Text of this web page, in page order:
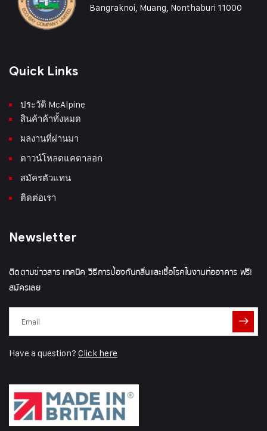
Bangraknoi, Muang, Nonthaburi 11000
Quick Links
ประวัติ McAlpine
สินค้าค้าทั้งหมด
ผลงานที่ผ่านมา
ดาวน์โหลดแคตาลอก
สมัครตัวแทน
ติดต่อเรา
Newsletter
ติดตามข่าวสาร เทคนิค วิธีการป้องกันกลิ่นและเชื้อโรคในงานท่ออาคาร ฟรี!
สมัครเลย
Have a question? Click here